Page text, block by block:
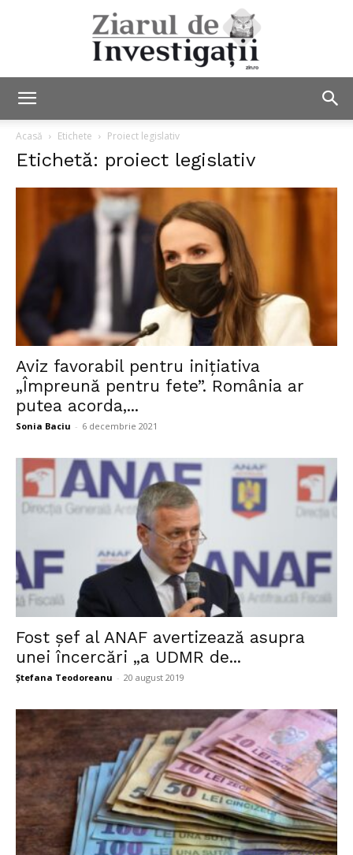
Investigații
Acasă Etichete Proiect legislativ
Etichetă: proiect legislativ
Aviz favorabil pentru inițiativa
„Împreună pentru fete”. România ar
putea acorda,...
Sonia Baciu - 6 decembrie 2021
Fost șef al ANAF avertizează asupra
unei încercări „a UDMR de...
Ștefana Teodoreanu - 20 august 2019